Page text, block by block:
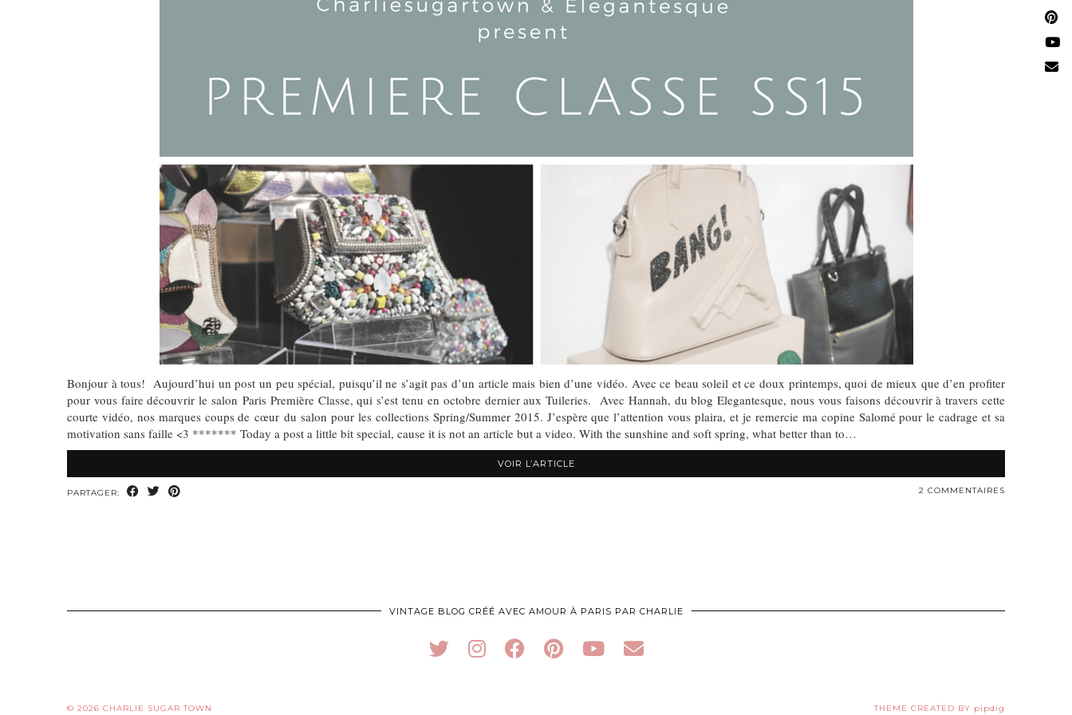
Bonjour à tous! Aujourd’hui un post un peu spécial, puisqu’il ne s’agit pas d’un article mais bien d’une vidéo. Avec ce beau soleil et ce doux printemps, quoi de mieux que d’en profiter
pour vous faire découvrir le salon Paris Première Classe, qui s’est tenu en octobre dernier aux Tuileries. Avec Hannah, du blog Elegantesque, nous vous faisons découvrir à travers cette
courte vidéo, nos marques coups de cœur du salon pour les collections Spring/Summer 2015. J’espère que l’attention vous plaira, et je remercie ma copine Salomé pour le cadrage et sa
motivation sans faille <3 ******* Today a post a little bit special, cause it is not an article but a video. With the sunshine and soft spring, what better than to…
VOIR L’ARTICLE
PARTAGER: 2 COMMENTAIRES
VINTAGE BLOG CRÉÉ AVEC AMOUR À PARIS PAR CHARLIE
© 2026 CHARLIE SUGAR TOWN THEME CREATED BY pipdig